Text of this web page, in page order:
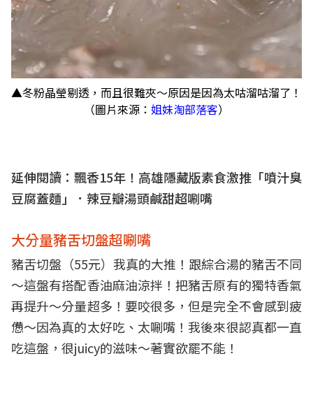
▲冬粉晶瑩剔透，而且很難夾～原因是因為太咕溜咕溜了！
（圖片來源： 姐妹淘部落客）
延伸閱讀： 飄香15年！高雄隱藏版素食激推「噴汁臭
豆腐蓋麵」．辣豆瓣湯頭鹹甜超唰嘴
大分量豬舌切盤超唰嘴
豬舌切盤（55元）我真的大推！跟綜合湯的豬舌不同
～這盤有搭配香油麻油涼拌！把豬舌原有的獨特香氣
再提升～分量超多！要咬很多，但是完全不會感到疲
憊～因為真的太好吃、太唰嘴！我後來很認真都一直
吃這盤，很juicy的滋味～著實欲罷不能！